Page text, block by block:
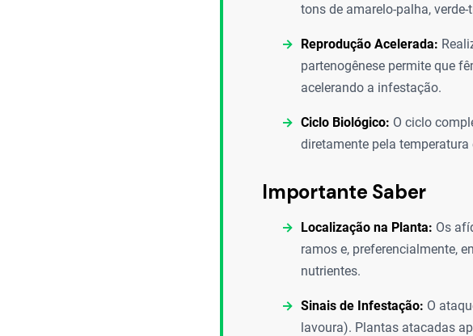
tons de amarelo-palha,
Reprodução Acelerada:
partenogênese permite que
acelerando a infestação.
Ciclo Biológico: O ciclo
diretamente pela
Importante Saber
Localização na Planta: Os
ramos e, preferencialmente,
nutrientes.
Sinais de Infestação: O
lavoura). Plantas atacadas